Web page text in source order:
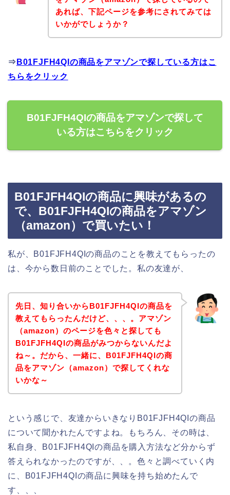
あれば、下記ページを参考にされてみては
いかがでしょうか？
⇒ B01FJFH4QIの商品をアマゾンで探している方はこ
ちらをクリック
B01FJFH4QIの商品をアマゾンで探して
いる方はこちらをクリック
B01FJFH4QIの商品に興味があるの
で、B01FJFH4QIの商品をアマゾン
（amazon）で買いたい！
私が、B01FJFH4QIの商品のことを教えてもらったの
は、今から数日前のことでした。私の友達が、
先日、知り合いからB01FJFH4QIの商品を
教えてもらったんだけど、、、。アマゾン
（amazon）のページを色々と探しても
B01FJFH4QIの商品がみつからないんだよ
ね～。だから、一緒に、B01FJFH4QIの商
品をアマゾン（amazon）で探してくれな
いかな～
という感じで、友達からいきなりB01FJFH4QIの商品
について聞かれたんですよね。もちろん、その時は、
私自身、B01FJFH4QIの商品を購入方法など分からず
答えられなかったのですが、、。色々と調べていく内
に、B01FJFH4QIの商品に興味を持ち始めたんで
す、、、